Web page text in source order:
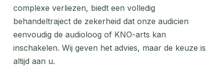
complexe verliezen, biedt een volledig
behandeltraject de zekerheid dat onze audicien
eenvoudig de audioloog of KNO-arts kan
inschakelen. Wij geven het advies, maar de keuze is
altijd aan u.